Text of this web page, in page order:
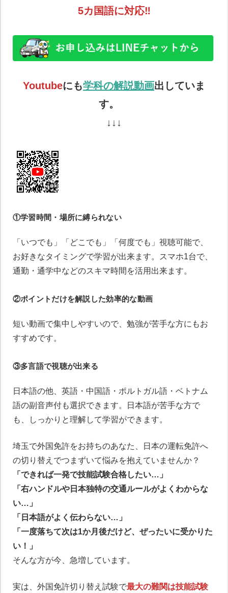
5カ国語に対応‼
Youtubeにも学科の解説動画出していま
す。
↓↓↓
①学習時間・場所に縛られない
「いつでも」「どこでも」「何度でも」視聴可能で、
お好きなタイミングで学習が出来ます。スマホ1台で、
通勤・通学中などのスキマ時間を活用出来ます。
②ポイントだけを解説した効率的な動画
短い動画で集中しやすいので、勉強が苦手な方にもお
すすめです。
③多言語で視聴が出来る
日本語の他、英語・中国語・ポルトガル語・ベトナム
語の副音声付も選択できます。日本語が苦手な方で
も、しっかりと理解して学習ができます。
埼玉で外国免許をお持ちのあなた、日本の運転免許へ
の切り替えでつまずいて悩みを抱えていませんか？
「できれば一発で技能試験合格したい…」
「右ハンドルや日本独特の交通ルールがよくわからな
い…」
「日本語がよく伝わらない…」
「一度落ちて次は1か月後だけど、ぜったいに受かりた
い！」
そんな方が今、急増しています。
実は、外国免許切り替え試験で最大の難関は技能試験